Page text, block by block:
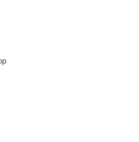
(met tracking)
moet u lid zijn